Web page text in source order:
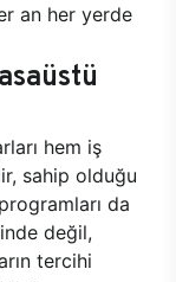
an her yerde
hem iş
sahip olduğu
da
değil,
tercihi